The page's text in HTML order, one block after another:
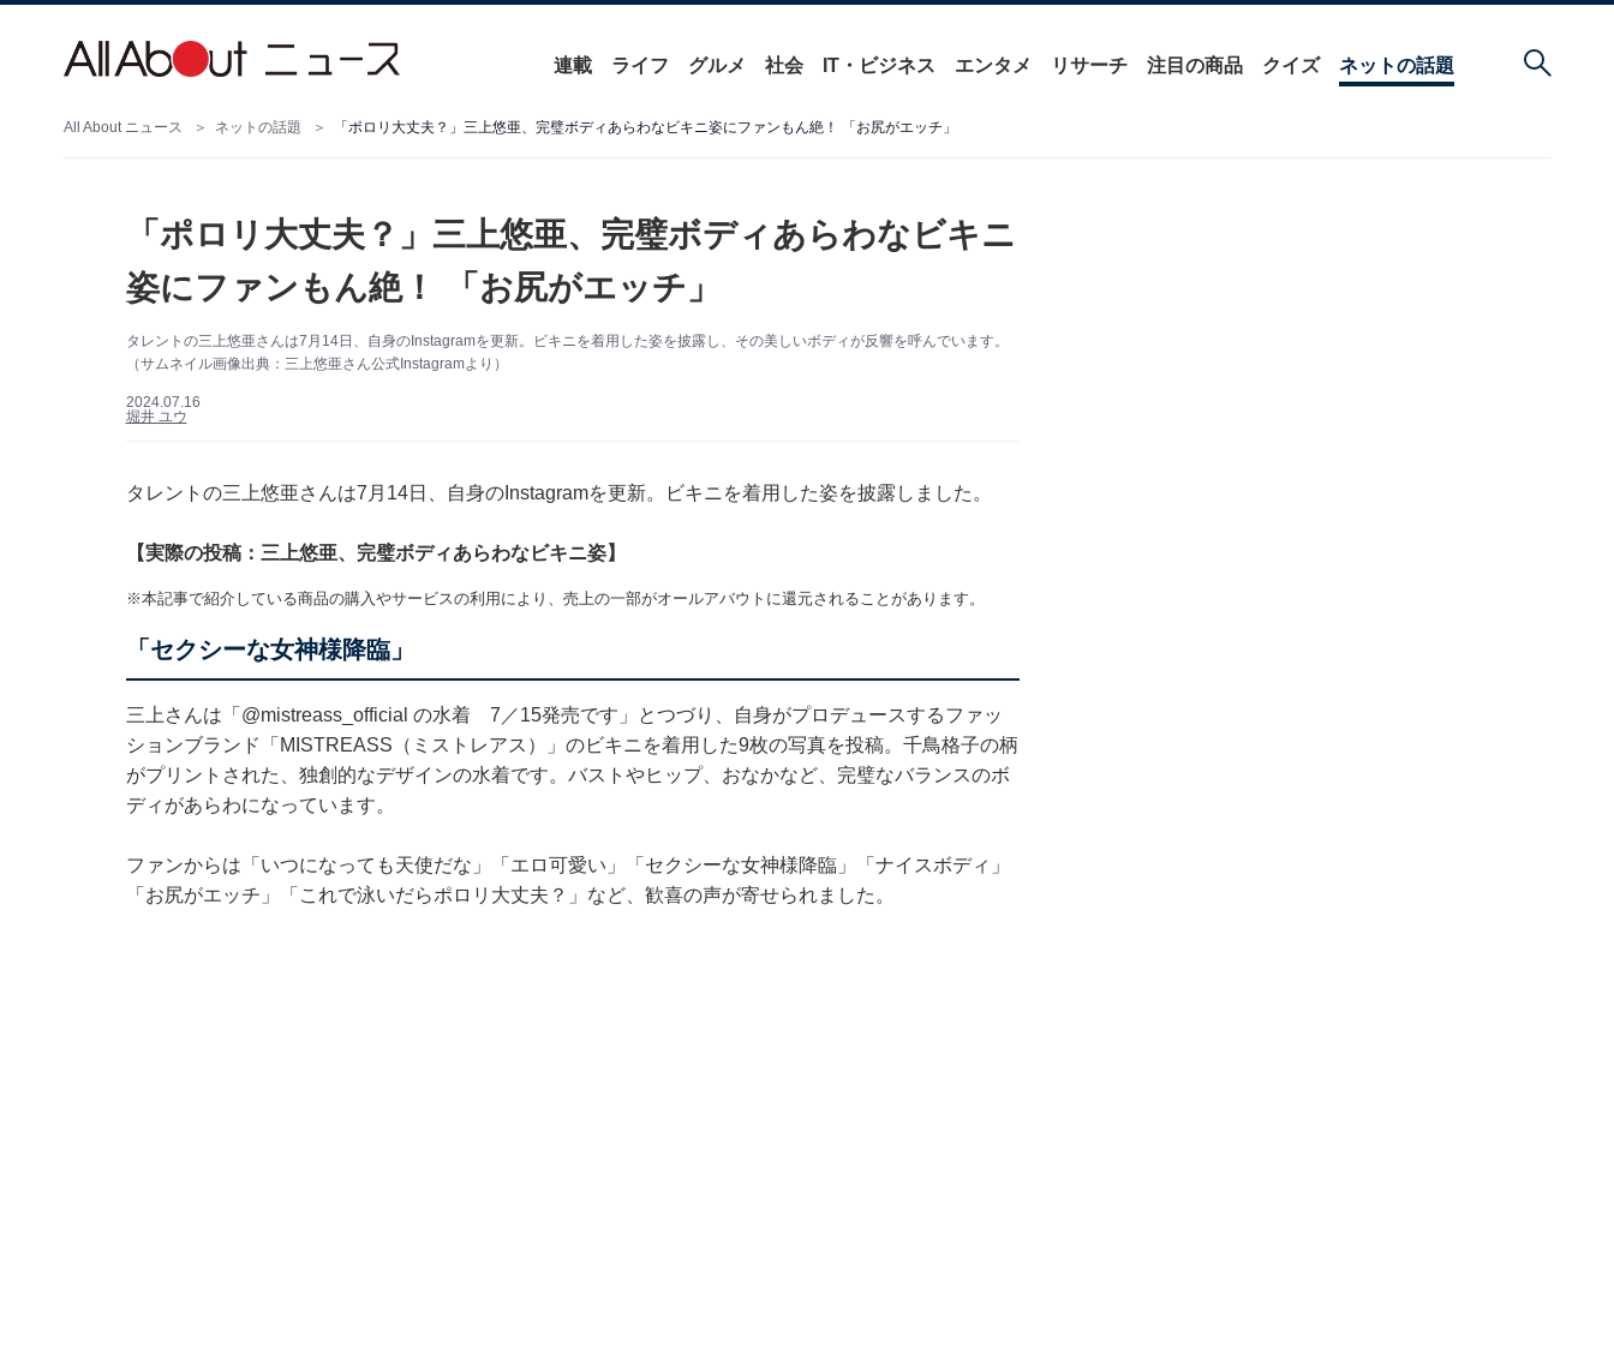
連載 ライフ グルメ 社会 IT・ビジネス エンタメ リサーチ 注目の商品 クイズ ネットの話題
All About ニュース ネットの話題 「ポロリ大丈夫？」三上悠亜、完璧ボディあらわなビキニ姿にファンもん絶！ 「お尻がエッチ」
「ポロリ大丈夫？」三上悠亜、完璧ボディあらわなビキニ
姿にファンもん絶！ 「お尻がエッチ」
タレントの三上悠亜さんは7月14日、自身のInstagramを更新。ビキニを着用した姿を披露し、その美しいボディが反響を呼んでいます。
（サムネイル画像出典：三上悠亜さん公式Instagramより）
2024.07.16
堀井 ユウ
タレントの三上悠亜さんは7月14日、自身のInstagramを更新。ビキニを着用した姿を披露しました。
【実際の投稿：三上悠亜、完璧ボディあらわなビキニ姿】
※本記事で紹介している商品の購入やサービスの利用により、売上の一部がオールアバウトに還元されることがあります。
「セクシーな女神様降臨」
三上さんは「 @mistreass_official の水着 7／15発売です」とつづり、自身がプロデュースするファッ
ションブランド「MISTREASS（ミストレアス）」のビキニを着用した9枚の写真を投稿。千鳥格子の柄
がプリントされた、独創的なデザインの水着です。バストやヒップ、おなかなど、完璧なバランスのボ
ディがあらわになっています。
ファンからは「いつになっても天使だな」「エロ可愛い」「セクシーな女神様降臨」「ナイスボディ」
「お尻がエッチ」「これで泳いだらポロリ大丈夫？」など、歓喜の声が寄せられました。